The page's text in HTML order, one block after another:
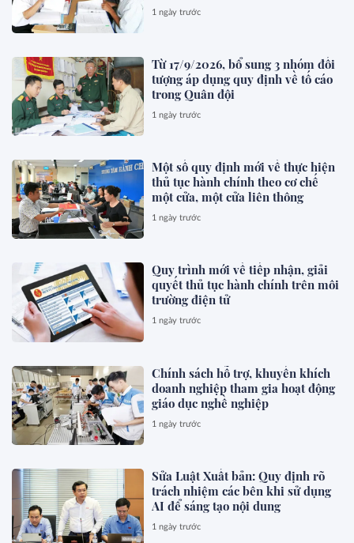
1 ngày trước
Từ 17/9/2026, bổ sung 3 nhóm đối
tượng áp dụng quy định về tố cáo
trong Quân đội
1 ngày trước
Một số quy định mới về thực hiện
thủ tục hành chính theo cơ chế
một cửa, một cửa liên thông
1 ngày trước
Quy trình mới về tiếp nhận, giải
quyết thủ tục hành chính trên môi
trường điện tử
1 ngày trước
Chính sách hỗ trợ, khuyến khích
doanh nghiệp tham gia hoạt động
giáo dục nghề nghiệp
1 ngày trước
Sửa Luật Xuất bản: Quy định rõ
trách nhiệm các bên khi sử dụng
AI để sáng tạo nội dung
1 ngày trước